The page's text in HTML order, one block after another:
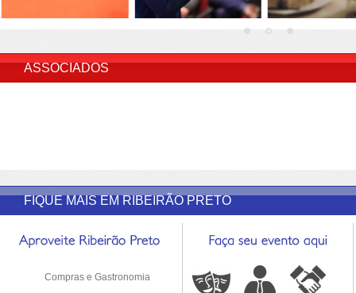
ASSOCIADOS
FIQUE MAIS EM RIBEIRÃO PRETO
Compras e Gastronomia